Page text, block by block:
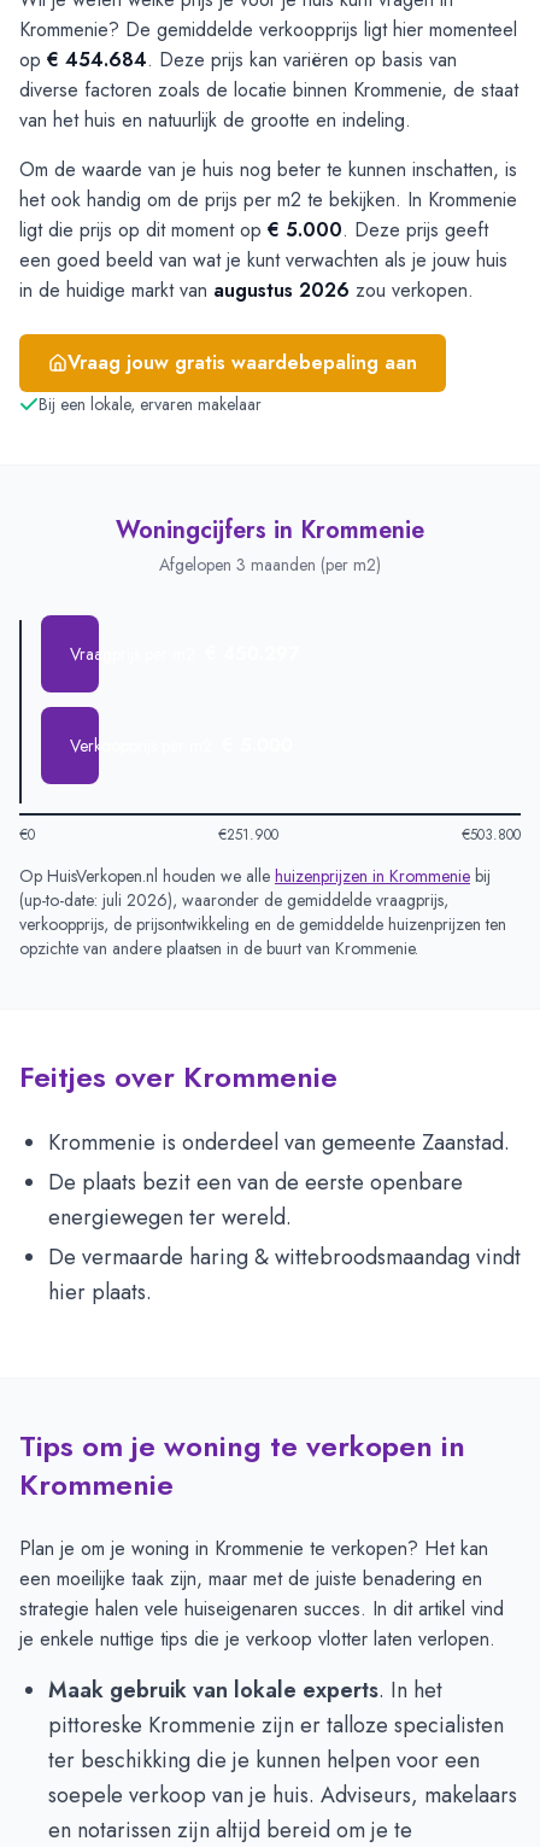
Krommenie? De gemiddelde verkoopprijs ligt hier momenteel
op € 454.684. Deze prijs kan variëren op basis van
diverse factoren zoals de locatie binnen Krommenie, de staat
van het huis en natuurlijk de grootte en indeling.
Om de waarde van je huis nog beter te kunnen inschatten, is
het ook handig om de prijs per m2 te bekijken. In Krommenie
ligt die prijs op dit moment op € 5.000. Deze prijs geeft
een goed beeld van wat je kunt verwachten als je jouw huis
in de huidige markt van augustus 2026 zou verkopen.
Vraag jouw gratis waardebepaling aan
Bij een lokale, ervaren makelaar
Woningcijfers in Krommenie
Afgelopen 3 maanden (per m2)
Vraagprijs per m2
Verkoopprijs per m2
€0 €251.900 €503.800
Op HuisVerkopen.nl houden we alle huizenprijzen in Krommenie bij
(up-to-date: juli 2026), waaronder de gemiddelde vraagprijs,
verkoopprijs, de prijsontwikkeling en de gemiddelde huizenprijzen ten
opzichte van andere plaatsen in de buurt van Krommenie.
Feitjes over Krommenie
Krommenie is onderdeel van gemeente Zaanstad.
De plaats bezit een van de eerste openbare
energiewegen ter wereld.
De vermaarde haring & wittebroodsmaandag vindt
hier plaats.
Tips om je woning te verkopen in
Krommenie
Plan je om je woning in Krommenie te verkopen? Het kan
een moeilijke taak zijn, maar met de juiste benadering en
strategie halen vele huiseigenaren succes. In dit artikel vind
je enkele nuttige tips die je verkoop vlotter laten verlopen.
Maak gebruik van lokale experts. In het
pittoreske Krommenie zijn er talloze specialisten
ter beschikking die je kunnen helpen voor een
soepele verkoop van je huis. Adviseurs, makelaars
en notarissen zijn altijd bereid om je te